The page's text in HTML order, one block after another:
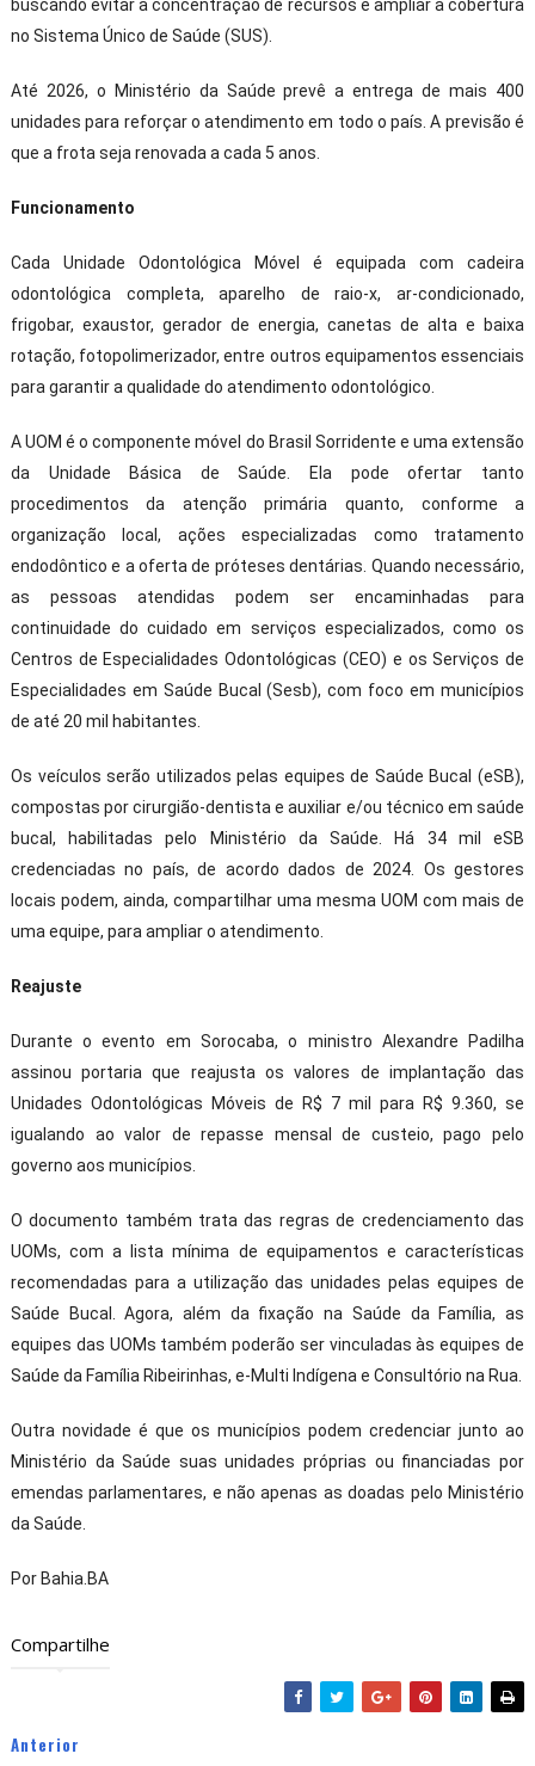
buscando evitar a concentração de recursos e ampliar a cobertura
no Sistema Único de Saúde (SUS).
Até 2026, o Ministério da Saúde prevê a entrega de mais 400
unidades para reforçar o atendimento em todo o país. A previsão é
que a frota seja renovada a cada 5 anos.
Funcionamento
Cada Unidade Odontológica Móvel é equipada com cadeira
odontológica completa, aparelho de raio-x, ar-condicionado,
frigobar, exaustor, gerador de energia, canetas de alta e baixa
rotação, fotopolimerizador, entre outros equipamentos essenciais
para garantir a qualidade do atendimento odontológico.
A UOM é o componente móvel do Brasil Sorridente e uma extensão
da Unidade Básica de Saúde. Ela pode ofertar tanto
procedimentos da atenção primária quanto, conforme a
organização local, ações especializadas como tratamento
endodôntico e a oferta de próteses dentárias. Quando necessário,
as pessoas atendidas podem ser encaminhadas para
continuidade do cuidado em serviços especializados, como os
Centros de Especialidades Odontológicas (CEO) e os Serviços de
Especialidades em Saúde Bucal (Sesb), com foco em municípios
de até 20 mil habitantes.
Os veículos serão utilizados pelas equipes de Saúde Bucal (eSB),
compostas por cirurgião-dentista e auxiliar e/ou técnico em saúde
bucal, habilitadas pelo Ministério da Saúde. Há 34 mil eSB
credenciadas no país, de acordo dados de 2024. Os gestores
locais podem, ainda, compartilhar uma mesma UOM com mais de
uma equipe, para ampliar o atendimento.
Reajuste
Durante o evento em Sorocaba, o ministro Alexandre Padilha
assinou portaria que reajusta os valores de implantação das
Unidades Odontológicas Móveis de R$ 7 mil para R$ 9.360, se
igualando ao valor de repasse mensal de custeio, pago pelo
governo aos municípios.
O documento também trata das regras de credenciamento das
UOMs, com a lista mínima de equipamentos e características
recomendadas para a utilização das unidades pelas equipes de
Saúde Bucal. Agora, além da fixação na Saúde da Família, as
equipes das UOMs também poderão ser vinculadas às equipes de
Saúde da Família Ribeirinhas, e-Multi Indígena e Consultório na Rua.
Outra novidade é que os municípios podem credenciar junto ao
Ministério da Saúde suas unidades próprias ou financiadas por
emendas parlamentares, e não apenas as doadas pelo Ministério
da Saúde.
Por Bahia.BA
Compartilhe
Anterior